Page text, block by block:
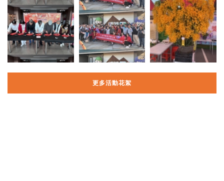
更多活動花絮